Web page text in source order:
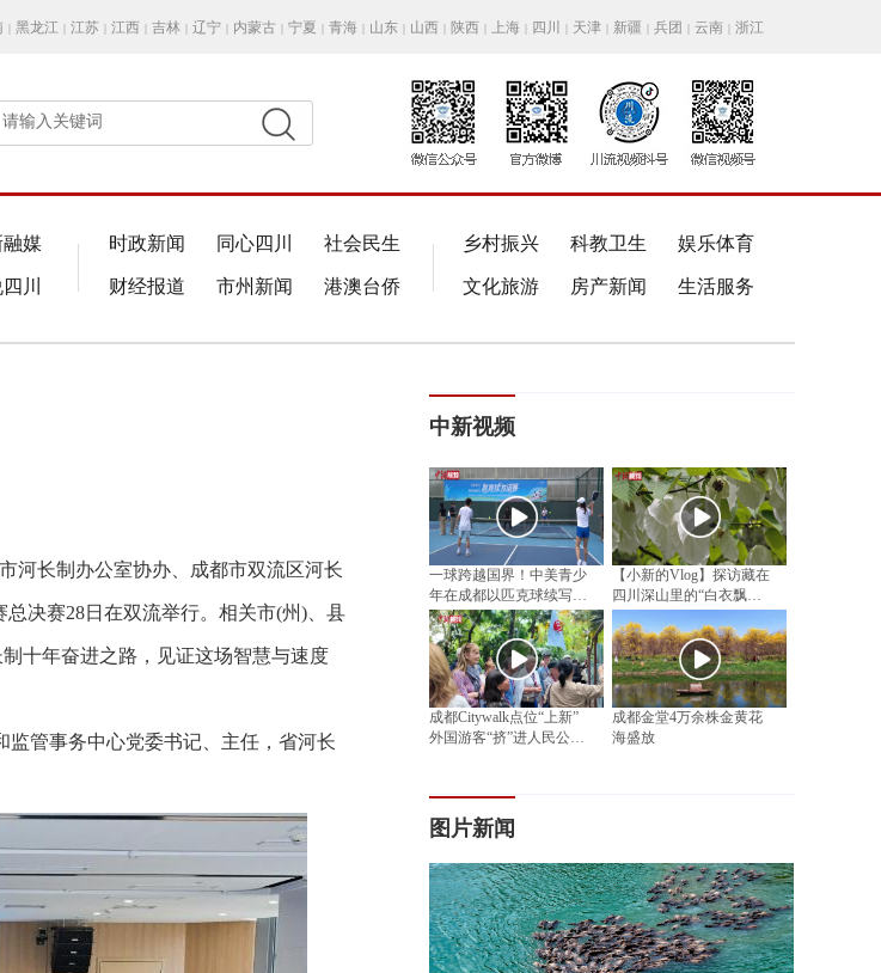
| 黑龙江 | 江苏 | 江西 | 吉林 | 辽宁 | 内蒙古 | 宁夏 | 青海 | 山东 | 山西 | 陕西 | 上海 | 四川 | 天津 | 新疆 | 兵团 | 云南 | 浙江
请输入关键词
媒
川
时政新闻 同心四川 社会民生
财经报道 市州新闻 港澳台侨
乡村振兴 科教卫生 娱乐体育
文化旅游 房产新闻 生活服务
长制办公室协办、成都市双流区河长
决赛28日在双流举行。相关市(州)、县
十年奋进之路，见证这场智慧与速度
管事务中心党委书记、主任，省河长
中新视频
一球跨越国界！中美青少
年在成都以匹克球续写民
间友好
【小新的Vlog】探访藏在
四川深山里的“白衣飘飘”
成都Citywalk点位“上新”
外国游客“挤”进人民公园
成都金堂4万余株金黄花
海盛放
图片新闻